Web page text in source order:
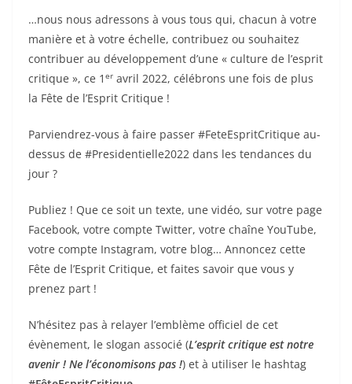
…nous nous adressons à vous tous qui, chacun à votre
manière et à votre échelle, contribuez ou souhaitez
contribuer au développement d’une « culture de l’esprit
critique », ce 1 er avril 2022, célébrons une fois de plus
la Fête de l’Esprit Critique !
Parviendrez-vous à faire passer #FeteEspritCritique au-
dessus de #Presidentielle2022 dans les tendances du
jour ?
Publiez ! Que ce soit un texte, une vidéo, sur votre page
Facebook, votre compte Twitter, votre chaîne YouTube,
votre compte Instagram, votre blog… Annoncez cette
Fête de l’Esprit Critique, et faites savoir que vous y
prenez part !
N’hésitez pas à relayer l’emblème officiel de cet
évènement, le slogan associé (L’esprit critique est notre
avenir ! Ne l’économisons pas !) et à utiliser le hashtag